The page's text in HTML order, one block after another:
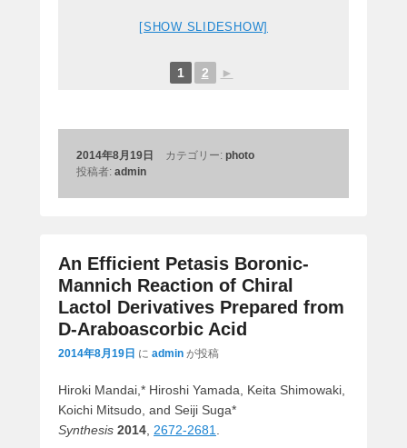
[SHOW SLIDESHOW]
1 2 ►
2014年8月19日
投稿者: admin
カテゴリー: photo
An Efficient Petasis Boronic-
Mannich Reaction of Chiral
Lactol Derivatives Prepared from
D-Araboascorbic Acid
2014年8月19日 に admin が投稿
Hiroki Mandai,* Hiroshi Yamada, Keita Shimowaki,
Koichi Mitsudo, and Seiji Suga*
Synthesis 2014, 2672-2681.